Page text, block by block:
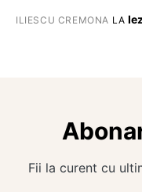
ILIESCU CREMONA LA
Fii la curent cu